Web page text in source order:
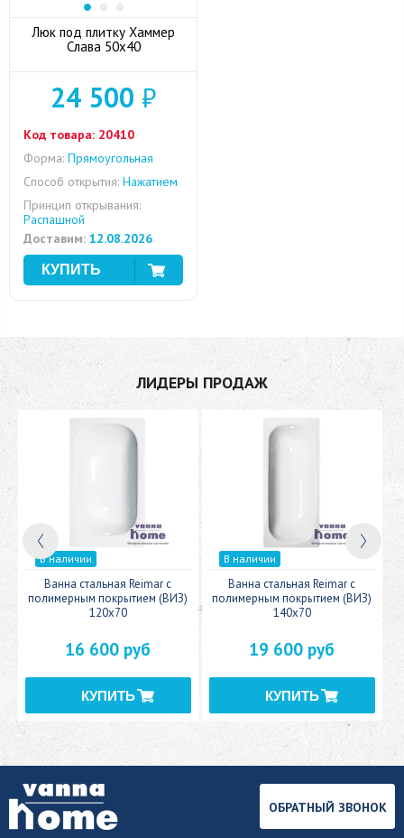
Люк под плитку Хаммер
Слава 50x40
24 500 ₽
Код товара: 20410
Форма: Прямоугольная
Способ открытия: Нажатием
Принцип открывания:
Распашной
Доставим: 12.08.2026
ЛИДЕРЫ ПРОДАЖ
В наличии
Ванна стальная Reimar с
полимерным покрытием (ВИЗ)
120x70
16 600 руб
В наличии
Ванна стальная Reimar с
полимерным покрытием (ВИЗ)
140x70
19 600 руб
ОБРАТНЫЙ ЗВОНОК